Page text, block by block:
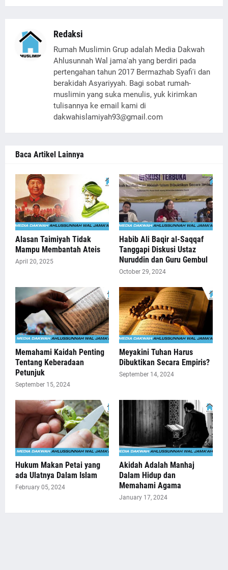
Redaksi
Rumah Muslimin Grup adalah Media Dakwah
Ahlusunnah Wal jama'ah yang berdiri pada
pertengahan tahun 2017 Bermazhab Syafi'i dan
berakidah Asyariyyah. Bagi sobat rumah-
muslimin yang suka menulis, yuk kirimkan
tulisannya ke email kami di
dakwahislamiyah93@gmail.com
Baca Artikel Lainnya
Alasan Taimiyah Tidak
Mampu Membantah Ateis
April 20, 2025
Habib Ali Baqir al-Saqqaf
Tanggapi Diskusi Ustaz
Nuruddin dan Guru Gembul
October 29, 2024
Memahami Kaidah Penting
Tentang Keberadaan
Petunjuk
September 15, 2024
Meyakini Tuhan Harus
Dibuktikan Secara Empiris?
September 14, 2024
Hukum Makan Petai yang
ada Ulatnya Dalam Islam
February 05, 2024
Akidah Adalah Manhaj
Dalam Hidup dan
Memahami Agama
January 17, 2024